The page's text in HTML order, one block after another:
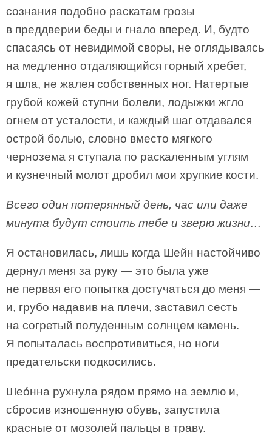
сознания подобно раскатам грозы
в преддверии беды и гнало вперед. И, будто
спасаясь от невидимой своры, не оглядываясь
на медленно отдаляющийся горный хребет,
я шла, не жалея собственных ног. Натертые
грубой кожей ступни болели, лодыжки жгло
огнем от усталости, и каждый шаг отдавался
острой болью, словно вместо мягкого
чернозема я ступала по раскаленным углям
и кузнечный молот дробил мои хрупкие кости.
Всего один потерянный день, час или даже
минута будут стоить тебе и зверю жизни…
Я остановилась, лишь когда Шейн настойчиво
дернул меня за руку — это была уже
не первая его попытка достучаться до меня —
и, грубо надавив на плечи, заставил сесть
на согретый полуденным солнцем камень.
Я попыталась воспротивиться, но ноги
предательски подкосились.
Шео́нна рухнула рядом прямо на землю и,
сбросив изношенную обувь, запустила
красные от мозолей пальцы в траву.